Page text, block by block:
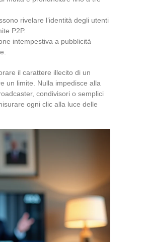
rivelare l’identità degli utenti
P2P.
intempestiva a pubblicità
il carattere illecito di un
un limite. Nulla impedisce alla
condivisori o semplici
ogni clic alla luce delle